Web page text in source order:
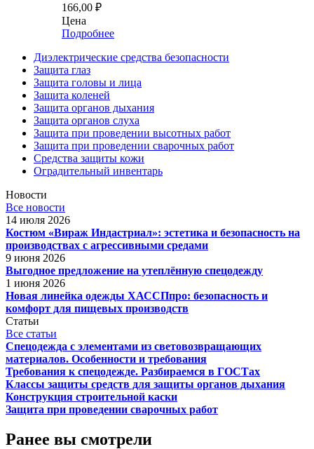
166,00 ₽
Цена
Подробнее
Диэлектрические средства безопасности
Защита глаз
Защита головы и лица
Защита коленей
Защита органов дыхания
Защита органов слуха
Защита при проведении высотных работ
Защита при проведении сварочных работ
Средства защиты кожи
Оградительный инвентарь
Новости
Все новости
14 июля 2026
Костюм «Вираж Индастриал»: эстетика и безопасность на
производствах с агрессивными средами
9 июня 2026
Выгодное предложение на утеплённую спецодежду
1 июня 2026
Новая линейка одежды ХАССПпро: безопасность и
комфорт для пищевых производств
Статьи
Все статьи
Спецодежда с элементами из световозвращающих
материалов. Особенности и требования
Требования к спецодежде. Разбираемся в ГОСТах
Классы защиты средств для защиты органов дыхания
Конструкция строительной каски
Защита при проведении сварочных работ
Ранее вы смотрели